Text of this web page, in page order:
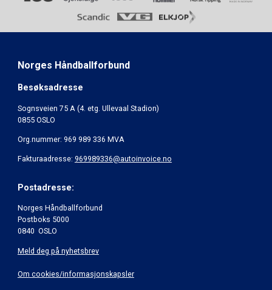
Norges Håndballforbund
Besøksadresse
Sognsveien 75 A (4. etg. Ullevaal Stadion)
0855 OSLO
Org.nummer: 969 989 336 MVA
Fakturaadresse: 969989336@autoinvoice.no
Postadresse:
Norges Håndballforbund
Postboks 5000
0840 OSLO
Meld deg på nyhetsbrev
Om cookies/informasjonskapsler